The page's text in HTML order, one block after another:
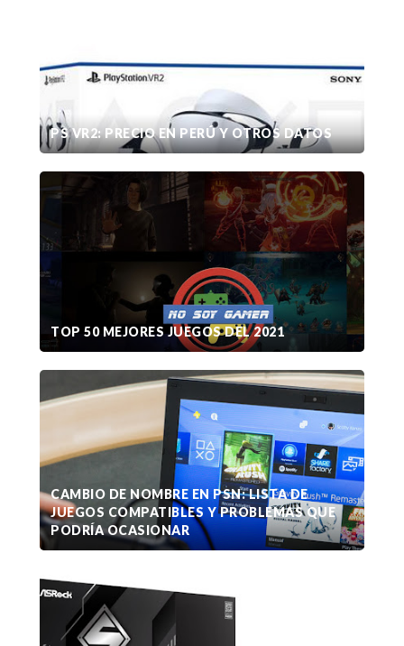
PS VR2: PRECIO EN PERÚ Y OTROS DATOS
TOP 50 MEJORES JUEGOS DEL 2021
CAMBIO DE NOMBRE EN PSN: LISTA DE
JUEGOS COMPATIBLES Y PROBLEMAS QUE
PODRÍA OCASIONAR